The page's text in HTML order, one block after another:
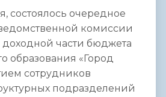
состоялось очередное
комиссии
части бюджета
образования «Город
сотрудников
подразделений